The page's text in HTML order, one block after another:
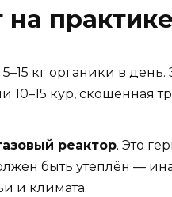
на
кг органики в
10–15 кур,
реактор. Это
быть утеплён —
и климата.